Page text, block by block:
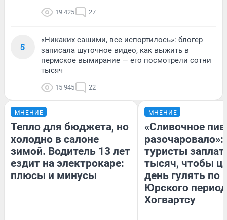
19 425 27
5
«Никаких сашими, все испортилось»: блогер
записала шуточное видео, как выжить в
пермское вымирание — его посмотрели сотни
тысяч
15 945 22
МНЕНИЕ
Тепло для бюджета, но
холодно в салоне
зимой. Водитель 13 лет
ездит на электрокаре:
плюсы и минусы
МНЕНИЕ
«Сливочное
разочаровало»:
туристы
тысяч, чтобы
день гулять по
Юрского
Хогвартсу